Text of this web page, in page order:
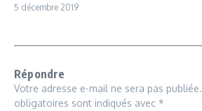
5 décembre 2019
Répondre
Votre adresse e-mail ne sera pas publiée.
obligatoires sont indiqués avec *